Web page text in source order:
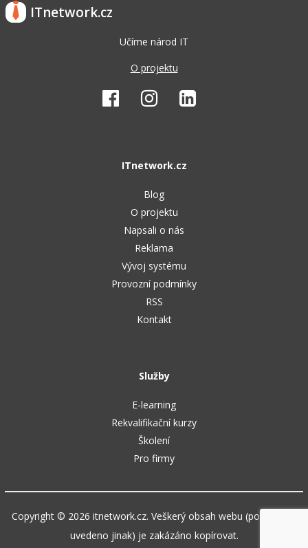
ITnetwork.cz
Učíme národ IT
O projektu
ITnetwork.cz
Blog
O projektu
Napsali o nás
Reklama
Vývoj systému
Provozní podmínky
RSS
Kontakt
Služby
E-learning
Rekvalifikační kurzy
Školení
Pro firmy
Copyright © 2026 itnetwork.cz. Veškerý obsah webu (pokud není
uvedeno jinak) je zakázáno kopírovat.